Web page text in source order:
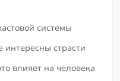
системы
страсти
влияет на человека